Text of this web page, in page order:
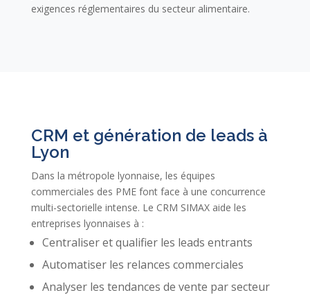
exigences réglementaires du secteur alimentaire.
CRM et génération de leads à
Lyon
Dans la métropole lyonnaise, les équipes
commerciales des PME font face à une concurrence
multi-sectorielle intense. Le CRM SIMAX aide les
entreprises lyonnaises à :
Centraliser et qualifier les leads entrants
Automatiser les relances commerciales
Analyser les tendances de vente par secteur